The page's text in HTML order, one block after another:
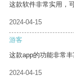
这款软件非常实用，
2024-04-15
游客
这款app的功能非常
2024-04-15